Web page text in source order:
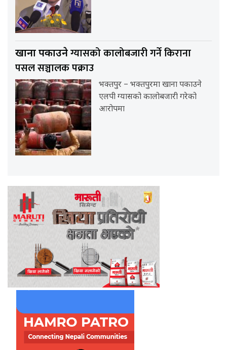
खाना पकाउनेग्यासको कालोबजारी गर्ने किराना
पसल सञ्चालक पक्राउ
भक्तपुर – भक्तपुरमा खाना पकाउने
एलपी ग्यासको कालोबजारी गरेको
आरोपमा